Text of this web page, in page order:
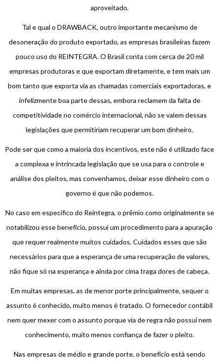
aproveitado.
Tal e qual o DRAWBACK, outro importante mecanismo de
desoneração do produto exportado, as empresas brasileiras fazem
pouco uso do REINTEGRA. O Brasil conta com cerca de 20 mil
empresas produtoras e que exportam diretamente, e tem mais um
bom tanto que exporta via as chamadas comerciais exportadoras, e
infelizmente boa parte dessas, embora reclamem da falta de
competitividade no comércio internacional, não se valem dessas
legislações que permitiriam recuperar um bom dinheiro.
Pode ser que como a maioria dos incentivos, este não é utilizado face
a complexa e intrincada legislação que se usa para o controle e
análise dos pleitos, mas convenhamos, deixar esse dinheiro com o
governo é que não podemos.
No caso em específico do Reintegra, o prêmio como originalmente se
notabilizou esse benefício, possui um procedimento para a apuração
que requer realmente muitos cuidados. Cuidados esses que são
necessários para que a esperança de uma recuperação de valores,
não fique só na esperança e ainda por cima traga dores de cabeça.
Em muitas empresas, as de menor porte principalmente, sequer o
assunto é conhecido, muito menos é tratado. O fornecedor contábil
nem quer mexer com o assunto porque via de regra não possui nem
conhecimento, muito menos confiança de fazer o pleito.
Nas empresas de médio e grande porte, o benefício está sendo